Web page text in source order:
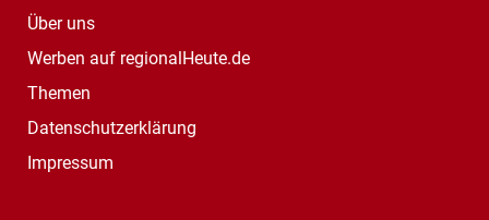
Über uns
Werben auf regionalHeute.de
Themen
Datenschutzerklärung
Impressum